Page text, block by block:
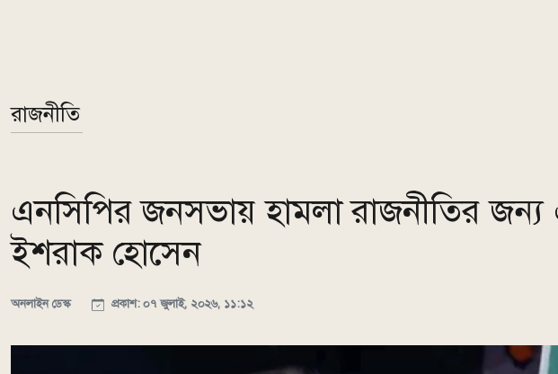
রাজনীতি
এনসিপির জনসভায় হামলা রাজনীতির
ইশরাক হোসেন
অনলাইন ডেস্ক প্রকাশ: ০৭ জুলাই, ২০২৬, ১১:১২